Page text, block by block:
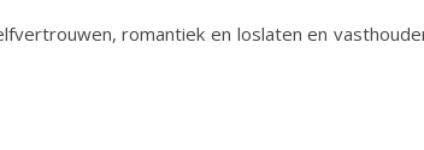
romantiek en loslaten en